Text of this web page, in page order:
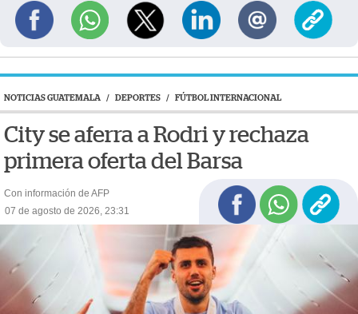
NOTICIAS GUATEMALA / DEPORTES / FÚTBOL INTERNACIONAL
City se aferra a Rodri y rechaza
primera oferta del Barsa
Con información de AFP
07 de agosto de 2026, 23:31